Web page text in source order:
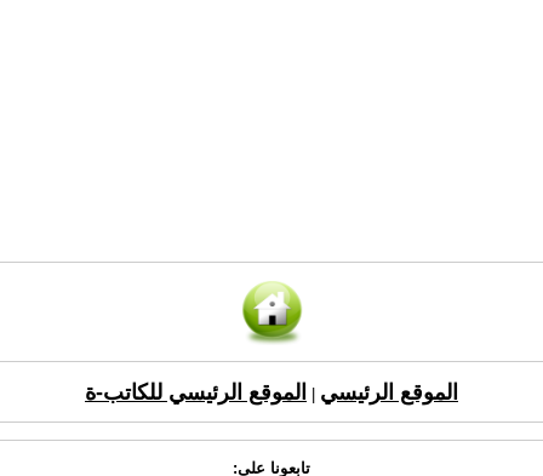
الموقع الرئيسي الموقع الرئيسي للكاتب-ة
تابعونا على: